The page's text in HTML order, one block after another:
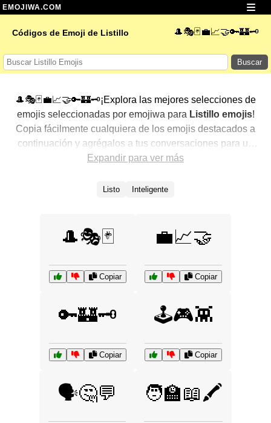
EMOJIWA.COM
Códigos de Emoji de Listillo 🎩🎭🃏💼📈🤝🔑🏰🗝️
Buscar
🎩🎭🃏💼📈🤝🔑🏰🗝️¡Explora las mejores selecciones de
emojis seleccionadas por emojiwa para Listillo emojis!
Copia fácilmente cualquiera de los emojis destacados a
continuación y agrégalos a tus conversaciones para un
toque personalizado. Hemos seleccionado una variedad
populares. ¿Buscas más? Explora otras categorías para
Expandir para ver más
Listo Inteligente
🎩🎭🃏
Copiar
💼📈🤝
Copiar
🔑🏰🗝️
Copiar
🕹️🎮👾
Copiar
🗣️🤔💬 🧑‍🏫📖🖍️